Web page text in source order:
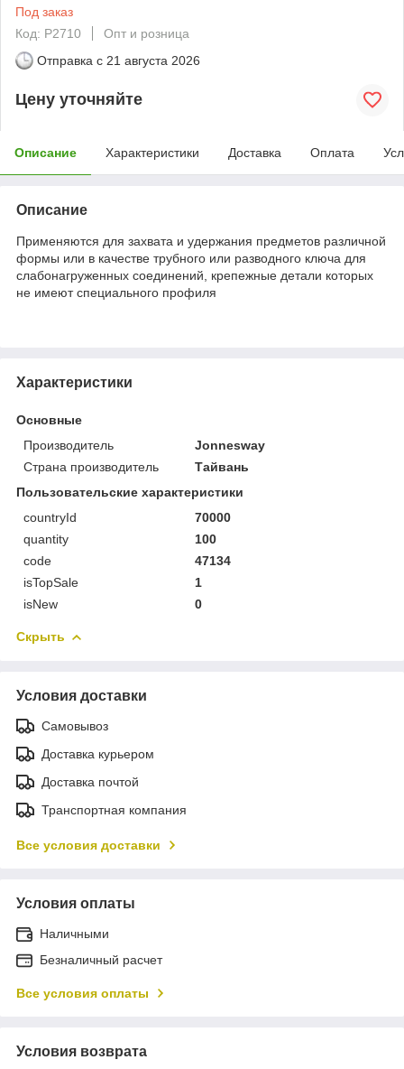
Под заказ
Код: P2710
Опт и розница
Отправка с 21 августа 2026
Цену уточняйте
Описание Характеристики Доставка Оплата
Описание
Применяются для захвата и удержания предметов различной
формы или в качестве трубного или разводного ключа для
слабонагруженных соединений, крепежные детали которых
не имеют специального профиля
Характеристики
Основные
Производитель
Jonnesway
Страна производитель
Тайвань
Пользовательские характеристики
countryId
70000
quantity
100
code
47134
isTopSale
1
isNew
0
Скрыть
Условия доставки
Самовывоз
Доставка курьером
Доставка почтой
Транспортная компания
Все условия доставки
Условия оплаты
Наличными
Безналичный расчет
Все условия оплаты
Условия возврата